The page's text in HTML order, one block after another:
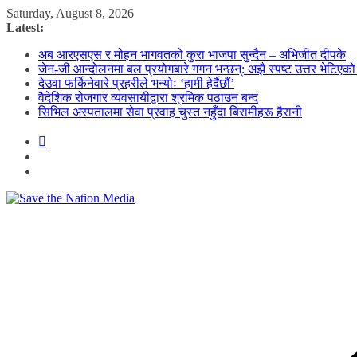
Skip
to
Saturday, August 8, 2026
Latest:
अब आरएसएस र मोहन भागवतको कुरा भाजपा सुन्दैन – अभिजीत दीपके
जेन-जी आन्दोलनमा बल प्रयोगबारे गगन भन्छन्: अझै स्पष्ट उत्तर
देउवा फर्किनेवारे प्रहरीले भन्योः ‘हामी हेर्दैछौं’
वैदेशिक रोजगार व्यवसायीद्वारा श्रमिक पठाउन बन्द
सिभिल अस्पतालमा सेवा प्रवाह चुस्त नहुँदा बिरामीहरू हैरानी